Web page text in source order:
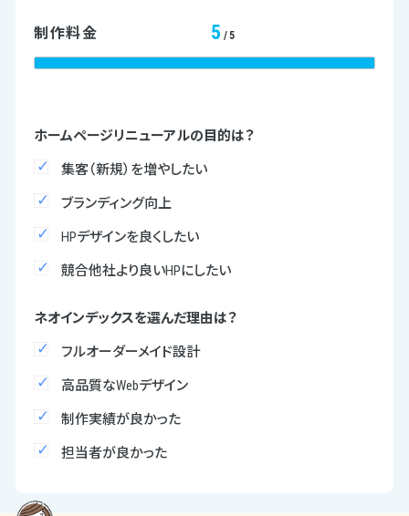
制作料金 5 /5
ホームページリニューアルの目的は？
集客（新規）を増やしたい
ブランディング向上
HPデザインを良くしたい
競合他社より良いHPにしたい
ネオインデックスを選んだ理由は？
フルオーダーメイド設計
高品質なWebデザイン
制作実績が良かった
担当者が良かった